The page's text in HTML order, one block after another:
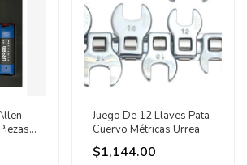
Juego De 12 Llaves Pata
Cuervo Métricas Urrea
$1,144.00